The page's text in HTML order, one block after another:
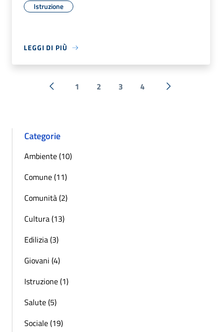
Istruzione
LEGGI DI PIÙ
« Precedente
1 2 3 4 Successiva »
Categorie
Ambiente (10)
Comune (11)
Comunità (2)
Cultura (13)
Edilizia (3)
Giovani (4)
Istruzione (1)
Salute (5)
Sociale (19)